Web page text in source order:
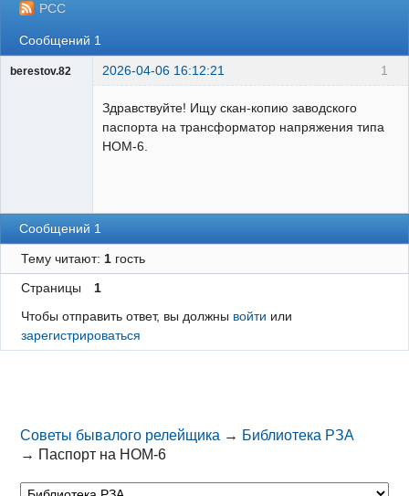
РСС
Сообщений 1
1
berestov.82 2026-04-06 16:12:21
Здравствуйте! Ищу скан-копию заводского
паспорта на трансформатор напряжения типа
НОМ-6.
Сообщений 1
Тему читают: 1гость
Страницы
1
Чтобы отправить ответ, вы должны войти или
зарегистрироваться
Советы бывалого релейщика → Библиотека РЗА
→ Паспорт на НОМ-6